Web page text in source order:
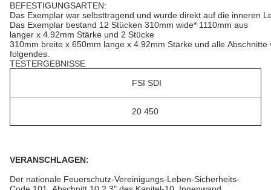
BEFESTIGUNGSARTEN:
Das Exemplar war selbsttragend und wurde direkt auf die inneren
Das Exemplar bestand 12 Stücken 310mm wide* 1110mm aus
langer x 4.92mm Stärke und 2 Stücke
310mm breite x 650mm lange x 4.92mm Stärke und alle
folgendes.
TESTERGEBNISSE
FSI SDI
20 450
VERANSCHLAGEN:
Der nationale Feuerschutz-Vereinigungs-Leben-Sicherheits-